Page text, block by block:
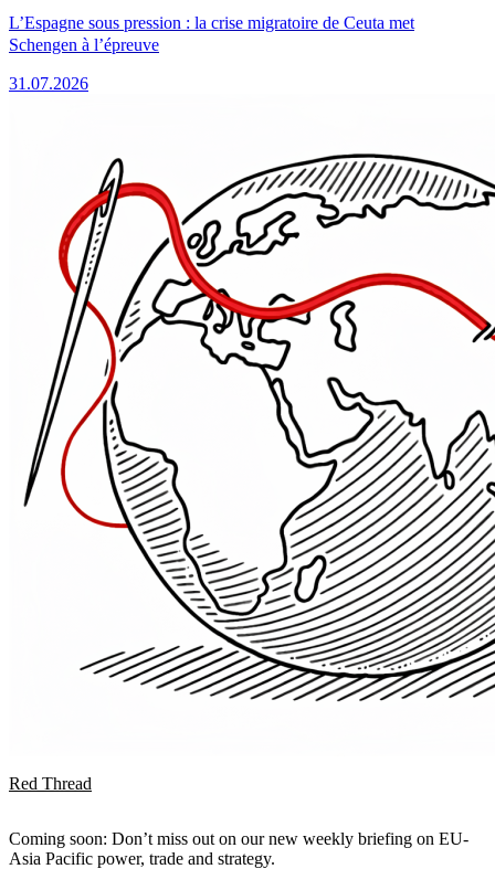
L’Espagne sous pression : la crise migratoire de Ceuta met
Schengen à l’épreuve
31.07.2026
Red Thread
Coming soon: Don’t miss out on our new weekly briefing on EU-
Asia Pacific power, trade and strategy.